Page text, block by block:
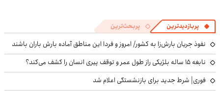
پربازدیدترین پربحث‌ترین
نفوذ جریان بارش‌زا به کشور/ امروز و فردا این مناطق آماده بارش باران باشند
نابغه ۱۵ ساله بلژیکی راز طول عمر و توقف پیری انسان را کشف می‌کند؟
فوری| شرط جدید برای بازنشستگی اعلام شد